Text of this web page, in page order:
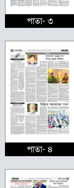
পাতা- ৩
পাতা- ৪